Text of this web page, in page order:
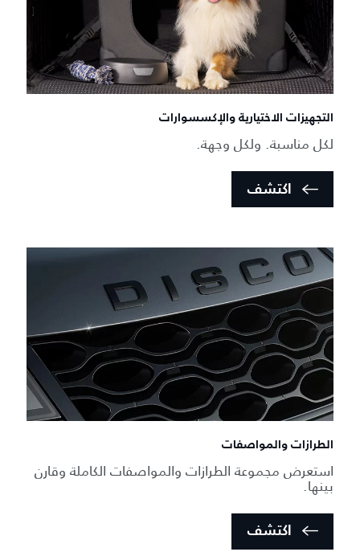
التجهيزات الاختيارية والإكسسوارات
لكل مناسبة. ولكل وجهة.
اكتشف
الطرازات والمواصفات
استعرض مجموعة الطرازات والمواصفات الكاملة وقارن
بينها.
اكتشف